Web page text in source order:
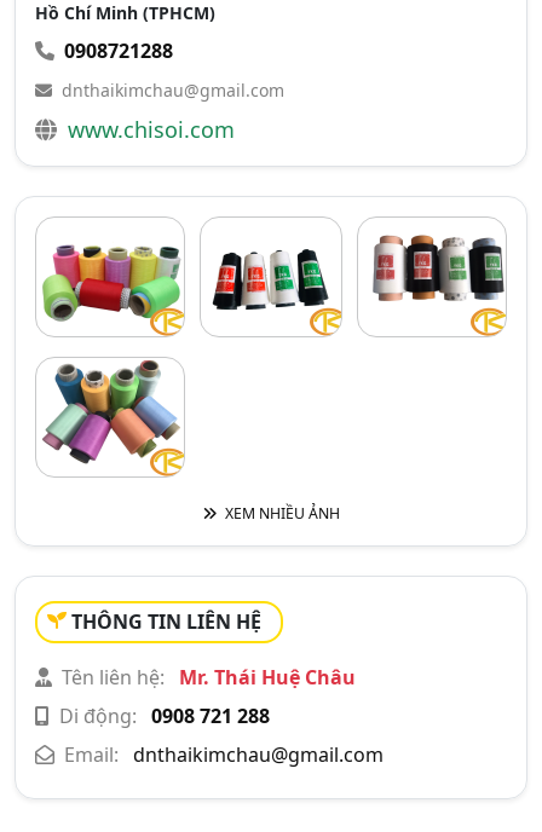
Hồ Chí Minh (TPHCM)
0908721288
dnthaikimchau@gmail.com
www.chisoi.com
XEM NHIỀU ẢNH
THÔNG TIN LIÊN HỆ
Tên liên hệ:
Mr. Thái Huệ Châu
Di động: 0908 721 288
Email: dnthaikimchau@gmail.com